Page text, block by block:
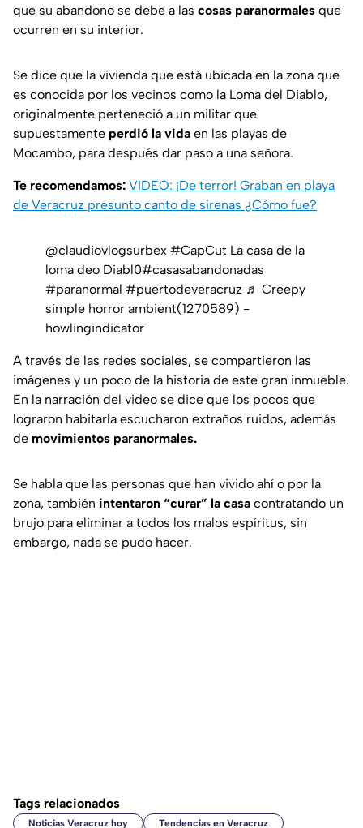
que su abandono se debe a las cosas paranormales que
ocurren en su interior.
Se dice que la vivienda que está ubicada en la zona que
es conocida por los vecinos como la Loma del Diablo,
originalmente perteneció a un militar que
supuestamente perdió la vida en las playas de
Mocambo, para después dar paso a una señora.
Te recomendamos: VIDEO: ¡De terror! Graban en playa
de Veracruz presunto canto de sirenas ¿Cómo fue?
@claudiovlogsurbex #CapCut La casa de la
loma deo Diabl0#casasabandonadas
#paranormal #puertodeveracruz ♬ Creepy
simple horror ambient(1270589) -
howlingindicator
A través de las redes sociales, se compartieron las
imágenes y un poco de la historia de este gran inmueble.
En la narración del video se dice que los pocos que
lograron habitarla escucharon extraños ruidos, además
de movimientos paranormales.
Se habla que las personas que han vivido ahí o por la
zona, también intentaron “curar” la casa contratando un
brujo para eliminar a todos los malos espíritus, sin
embargo, nada se pudo hacer.
Tags relacionados
Noticias Veracruz hoy Tendencias en Veracruz